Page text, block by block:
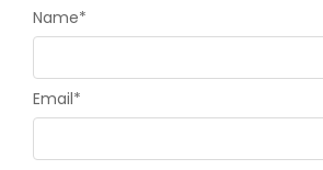
Name*
Email*